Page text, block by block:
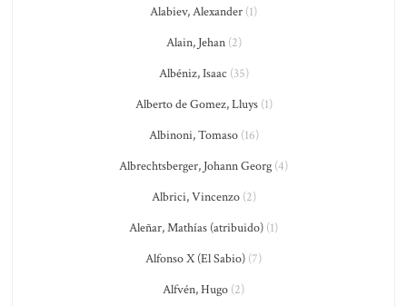
Alabiev, Alexander (1)
Alain, Jehan(2)
Albéniz, Isaac (35)
Alberto de Gomez, Lluys(1)
Albinoni, Tomaso(16)
Albrechtsberger, Johann Georg (4)
Albrici, Vincenzo(2)
Aleñar, Mathías (atribuido) (1)
Alfonso X (El Sabio) (7)
Alfvén, Hugo (2)